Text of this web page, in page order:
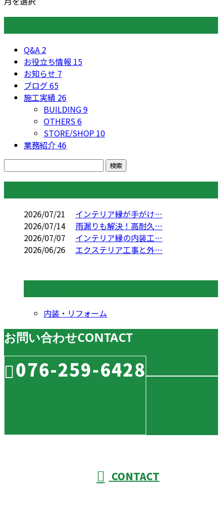
Q&A 2
お役立ち情報 15
お知らせ 7
ブログ65
施工実績 26
BUILDING9
OTHERS6
STORE/SHOP 10
業務紹介46
2026/07/21
インテリア縁が手がけ…
2026/07/14
雨漏りも解決！高耐久…
2026/07/07
インテリア縁の内装工…
2026/06/26
エクステリア工事と外…
内装・リフォーム
お問い合わせCONTACT
076-259-6428
CONTACT